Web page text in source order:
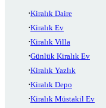
Kiralık Daire
Kiralık Ev
Kiralık Villa
Günlük Kiralık Ev
Kiralık Yazlık
Kiralık Depo
Kiralık Müstakil Ev